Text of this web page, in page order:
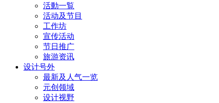
活動一覧
活动及节目
工作坊
宣传活动
节日推广
旅游资讯
设计号外
最新及人气一览
元创领域
设计视野